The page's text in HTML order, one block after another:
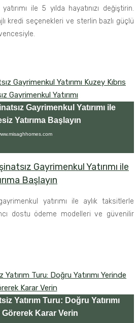
ile 5 yılda hayatınızı değiştirin.
kredi seçenekleri ve sterlin bazlı güçlü
Gayrimenkul Yatırımı ile
Yatırıma Başlayın
Gayrimenkul Yatırımı ile
Başlayın
yatırımı ile aylık taksitlerle
dostu ödeme modelleri ve güvenilir
Yatırım Turu: Doğru Yatırımı
Görerek Karar Verin